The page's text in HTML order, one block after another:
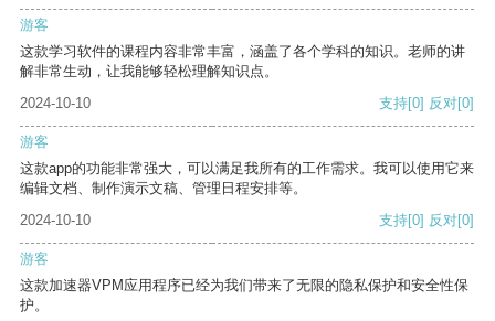
游客
这款学习软件的课程内容非常丰富，涵盖了各个学科的知识。老师的讲
解非常生动，让我能够轻松理解知识点。
2024-10-10
支持[0] 反对[0]
游客
这款app的功能非常强大，可以满足我所有的工作需求。我可以使用它来
编辑文档、制作演示文稿、管理日程安排等。
2024-10-10
支持[0] 反对[0]
游客
这款加速器VPM应用程序已经为我们带来了无限的隐私保护和安全性保
护。